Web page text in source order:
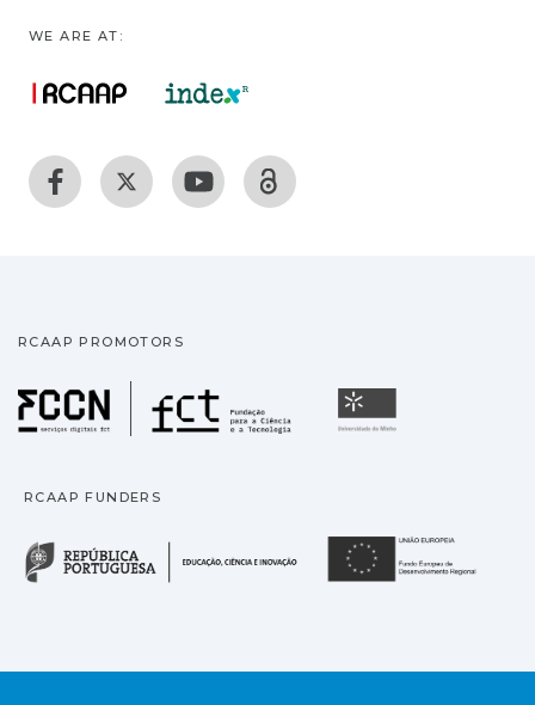
WE ARE AT:
RCAAP PROMOTORS
Fundação para a
RCAAP FUNDERS
República Portuguesa